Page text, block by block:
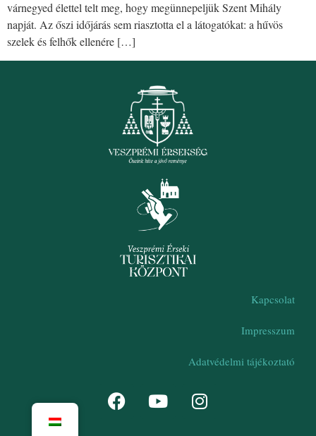
várnegyed élettel telt meg, hogy megünnepeljük Szent Mihály
napját. Az őszi időjárás sem riasztotta el a látogatókat: a hűvös
szelek és felhők ellenére […]
Kapcsolat
Impresszum
Adatvédelmi tájékoztató